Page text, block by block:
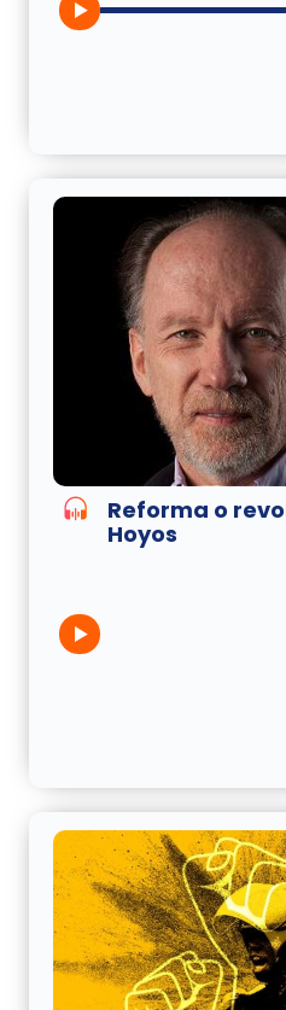
Reforma o
Hoyos